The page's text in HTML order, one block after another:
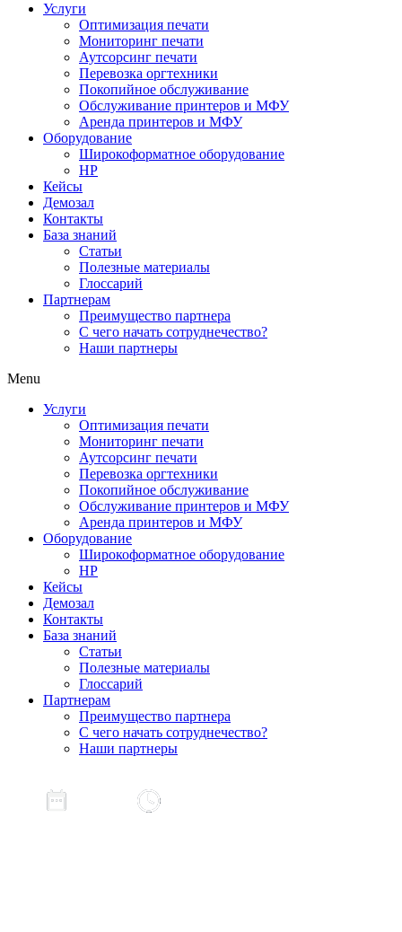
Услуги
Оптимизация печати
Мониторинг печати
Аутсорсинг печати
Перевозка оргтехники
Покопийное обслуживание
Обслуживание принтеров и МФУ
Аренда принтеров и МФУ
Оборудование
Широкоформатное оборудование
HP
Кейсы
Демозал
Контакты
База знаний
Статьи
Полезные материалы
Глоссарий
Партнерам
Преимущество партнера
С чего начать сотруднечество?
Наши партнеры
Menu
Услуги
Оптимизация печати
Мониторинг печати
Аутсорсинг печати
Перевозка оргтехники
Покопийное обслуживание
Обслуживание принтеров и МФУ
Аренда принтеров и МФУ
Оборудование
Широкоформатное оборудование
HP
Кейсы
Демозал
Контакты
База знаний
Статьи
Полезные материалы
Глоссарий
Партнерам
Преимущество партнера
С чего начать сотруднечество?
Наши партнеры